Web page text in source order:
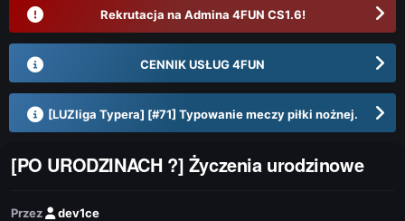
Rekrutacja na Admina 4FUN CS1.6!
CENNIK USŁUG 4FUN
[LUZliga Typera] [#71] Typowanie meczy piłki nożnej.
[PO URODZINACH ?] Życzenia urodzinowe
Przez
dev1ce